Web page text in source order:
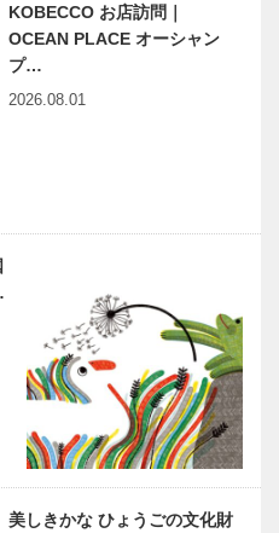
KOBECCO お店訪問｜
OCEAN PLACE オーシャン
プ…
2026.08.01
美しきかな ひょうごの文化財